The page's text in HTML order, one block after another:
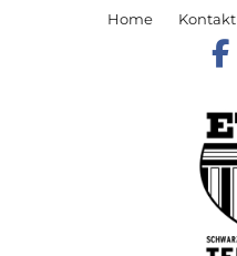
Home Kontakt